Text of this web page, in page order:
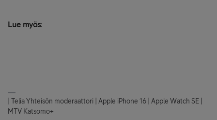
Lue myös:
| Telia Yhteisön moderaattori | Apple iPhone 16 | Apple Watch SE |
MTV Katsomo+